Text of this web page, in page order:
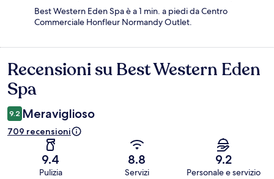
Best Western Eden Spa è a 1 min. a piedi da Centro
Commerciale Honfleur Normandy Outlet.
Recensioni
Recensioni su Best Western Eden
Spa
9.2 Meraviglioso
709 recensioni
9.4
Pulizia
8.8
Servizi
9.2
Personale e servizio